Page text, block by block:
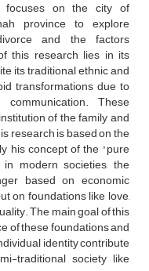
focuses on the city of
province to explore
and the factors
this research lies in its
its traditional ethnic and
transformations due to
These
of the family and
research is based on the
his concept of the "pure
modern societies, the
based on economic
on foundations like love,
The main goal of this
of these foundations and
identity contribute
traditional society like